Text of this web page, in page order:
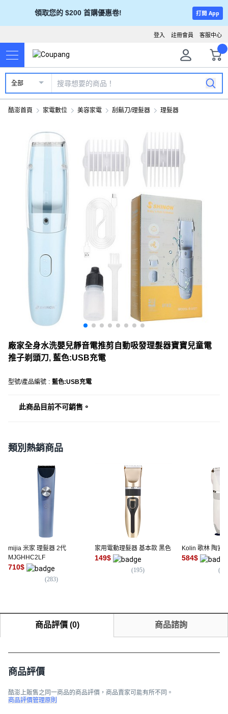
領取您的 $200 首購優惠卷! 打開 App
客服中心
註冊會員
登入
全部
酷澎首頁 家電數位 美容家電 刮鬍刀/理髮器 理髮器
廠家全身水洗嬰兒靜音電推剪自動吸發理髮器寶寶兒童電
推子剃頭刀, 藍色:USB充電
型號/產品編號 : 藍色:USB充電
此商品目前不可銷售。
類別熱銷商品
mijia 米家 理髮器 2代
MJGHHC2LF
710$
(283)
家用電動理髮器 基本款 黑色
149$
(195)
Kolin 歌林 陶瓷
584$
(
商品評價(0) 商品諮詢
商品評價
酷澎上販售之同一商品的商品評價，商品賣家可能有所不同。
商品評價管理原則